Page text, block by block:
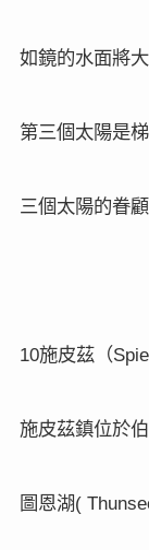
如鏡的水面將
第三個太陽是
三個太陽的眷
10施皮茲（
施皮茲鎮位於
圖恩湖(